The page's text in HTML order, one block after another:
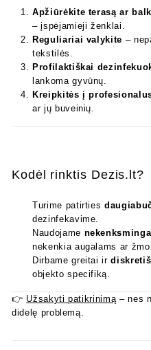
Apžiūrėkite terasą ar
– įspėjamieji ženklai.
Reguliariai valykite –
tekstilės.
Profilaktiškai
lankoma gyvūnų.
Kreipkitės į
ar jų buveinių.
Kodėl rinktis Dezis.lt?
Turime patirties
dezinfekavime.
Naudojame
nekenkia augalams ar
Dirbame greitai ir
objekto specifiką.
👉 Užsakyti patikrinimą – nes
didelę problemą.